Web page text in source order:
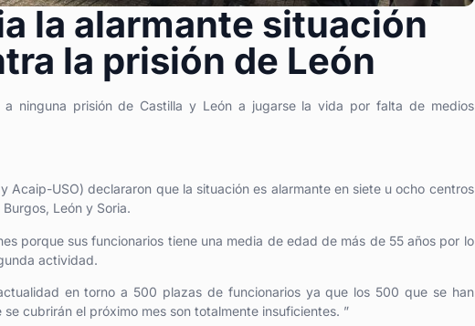
la alarmante situación
la prisión de León
ninguna prisión de Castilla y León a jugarse la vida por falta de medios
Acaip-USO) declararon que la situación es alarmante en siete u ocho centros
León y Soria.
porque sus funcionarios tiene una media de edad de más de 55 años por lo
actividad.
en torno a 500 plazas de funcionarios ya que los 500 que se han
cubrirán el próximo mes son totalmente insuficientes. ”